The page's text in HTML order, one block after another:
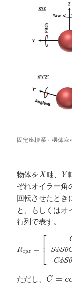
固定座標系・機体座
物体をX
X 軸、 Y
Y
ぞれオイラー角
回転させたとき
と、もしくはオ
行列で表す。
Rxyz = ⎡
⎢⎣
SϕSθ
−CϕSθ
[C −
ただし、 C = c
C=cos